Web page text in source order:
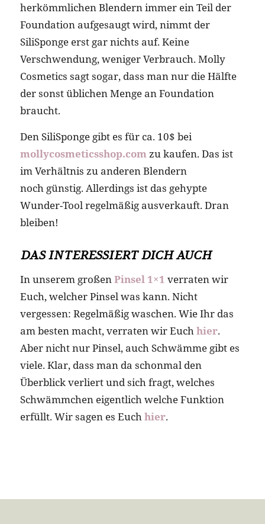
herkömmlichen Blendern immer ein Teil der
Foundation aufgesaugt wird, nimmt der
SiliSponge erst gar nichts auf. Keine
Verschwendung, weniger Verbrauch. Molly
Cosmetics sagt sogar, dass man nur die Hälfte
der sonst üblichen Menge an Foundation
braucht.
Den SiliSponge gibt es für ca. 10$ bei
mollycosmeticsshop.comzu kaufen. Das ist
im Verhältnis zu anderen Blendern
noch günstig. Allerdings ist das gehypte
Wunder-Tool regelmäßig ausverkauft. Dran
bleiben!
DAS INTERESSIERT DICH AUCH
In unserem großen Pinsel 1×1 verraten wir
Euch, welcher Pinsel was kann. Nicht
vergessen: Regelmäßig waschen. Wie Ihr das
am besten macht, verraten wir Euch hier.
Aber nicht nur Pinsel, auch Schwämme gibt es
viele. Klar, dass man da schonmal den
Überblick verliert und sich fragt, welches
Schwämmchen eigentlich welche Funktion
erfüllt. Wir sagen es Euch hier.